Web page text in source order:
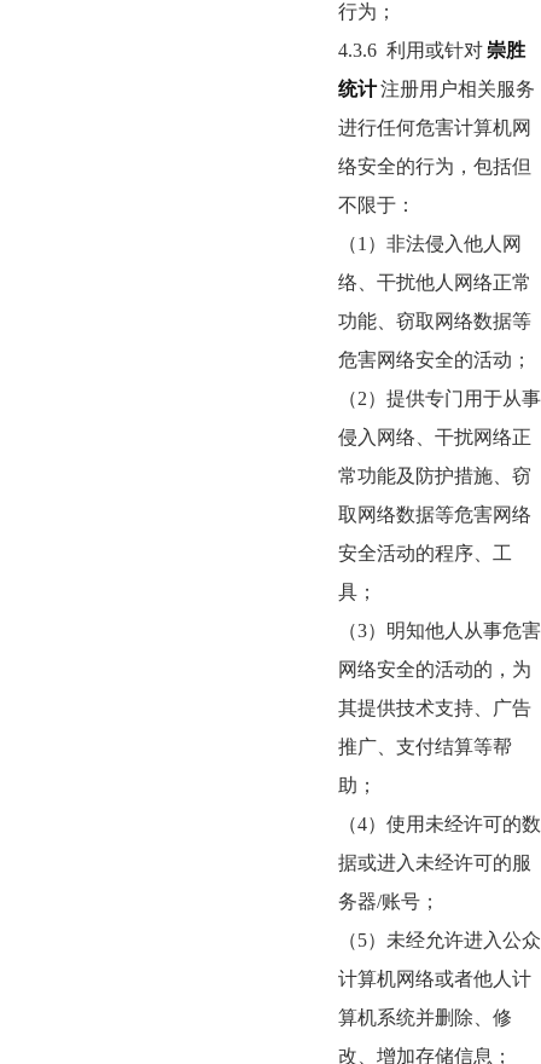
行为；
4.3.6 利用或针对 崇胜
统计注册用户相关服务
进行任何危害计算机网
络安全的行为，包括但
不限于：
（1）非法侵入他人网
络、干扰他人网络正常
功能、窃取网络数据等
危害网络安全的活动；
（2）提供专门用于从事
侵入网络、干扰网络正
常功能及防护措施、窃
取网络数据等危害网络
安全活动的程序、工
具；
（3）明知他人从事危害
网络安全的活动的，为
其提供技术支持、广告
推广、支付结算等帮
助；
（4）使用未经许可的数
据或进入未经许可的服
务器/账号；
（5）未经允许进入公众
计算机网络或者他人计
算机系统并删除、修
改、增加存储信息；